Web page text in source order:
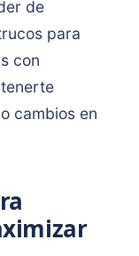
de
para
con
cambios en